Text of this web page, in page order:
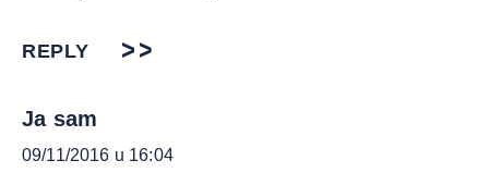
REPLY
Ja sam
09/11/2016 u 16:04